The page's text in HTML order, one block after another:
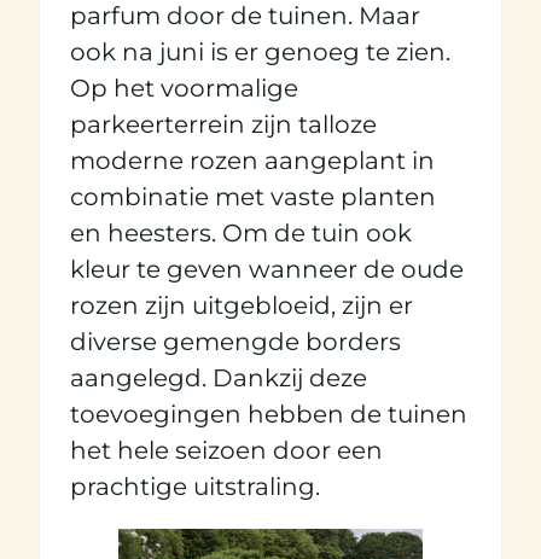
parfum door de tuinen. Maar
ook na juni is er genoeg te zien.
Op het voormalige
parkeerterrein zijn talloze
moderne rozen aangeplant in
combinatie met vaste planten
en heesters. Om de tuin ook
kleur te geven wanneer de oude
rozen zijn uitgebloeid, zijn er
diverse gemengde borders
aangelegd. Dankzij deze
toevoegingen hebben de tuinen
het hele seizoen door een
prachtige uitstraling.